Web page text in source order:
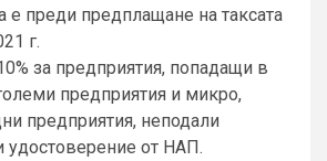
е преди предплащане на таксата
г.
за предприятия, попадащи в
предприятия и микро,
предприятия, неподали
удостоверение от НАП.